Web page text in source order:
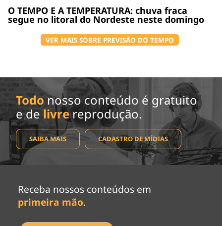
O TEMPO E A TEMPERATURA: chuva fraca
segue no litoral do Nordeste neste domingo
VER MAIS SOBRE PREVISÃO DO TEMPO
Todo nosso conteúdo é gratuito
e de livrereprodução.
SAIBA MAIS CADASTRO DE MÍDIAS
Receba nossos conteúdos em
primeira mão.